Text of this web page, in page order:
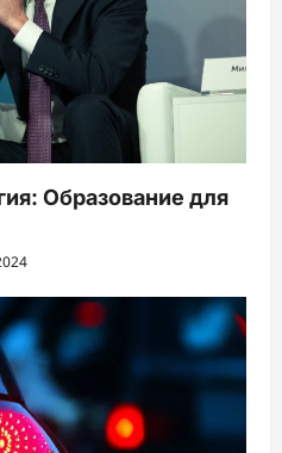
Образование для